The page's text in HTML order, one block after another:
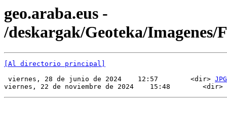
geo.araba.eus -
/deskargak/Geoteka/Imagenes/
[Al directorio principal]
viernes, 28 de junio de 2024    12:57        <dir> JPG
viernes, 22 de noviembre de 2024    15:48        <dir>